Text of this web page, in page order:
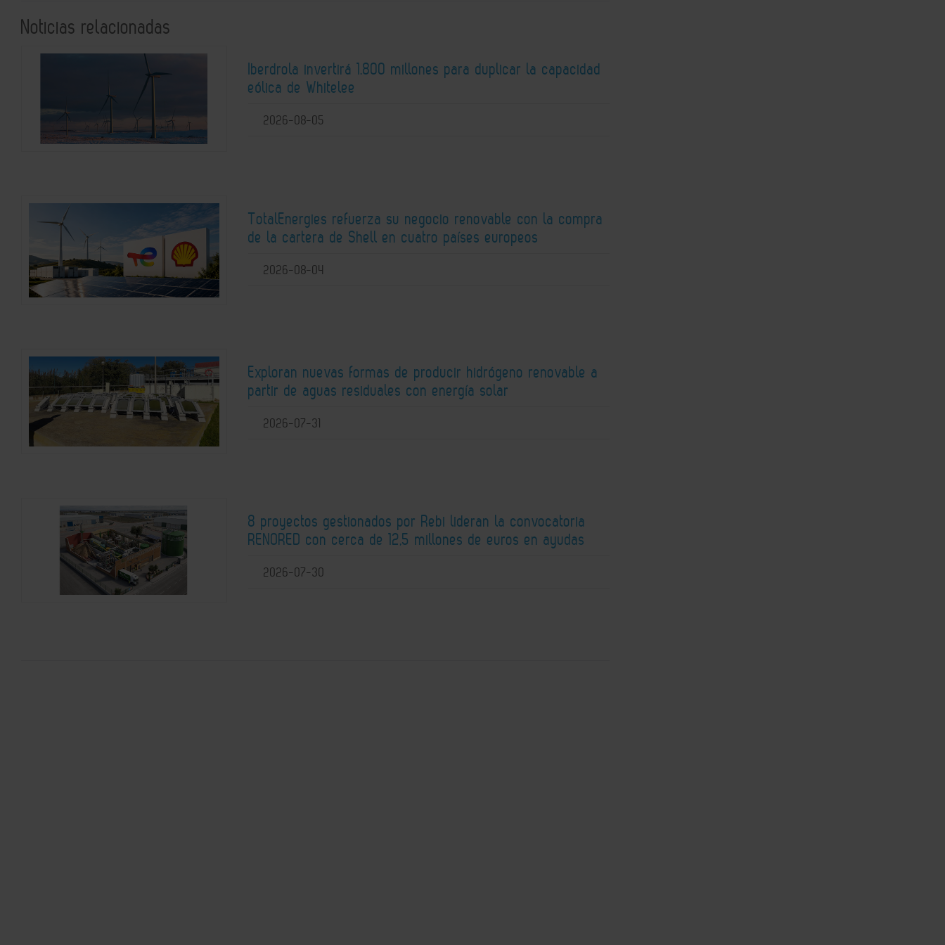
Noticias relacionadas
Iberdrola invertirá 1.800 millones para duplicar la capacidad
eólica de Whitelee
2026-08-05
TotalEnergies refuerza su negocio renovable con la compra
de la cartera de Shell en cuatro países europeos
2026-08-04
Exploran nuevas formas de producir hidrógeno renovable a
partir de aguas residuales con energía solar
2026-07-31
8 proyectos gestionados por Rebi lideran la convocatoria
RENORED con cerca de 12,5 millones de euros en ayudas
2026-07-30